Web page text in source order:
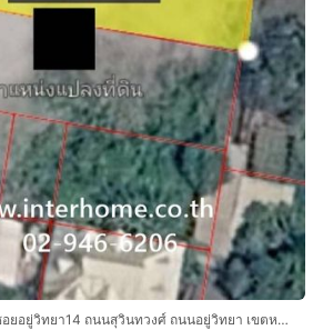
ที่ดินเปล่า 98 ตร.ว. ที่ดิน ซอยอยู่วิทยา14 ถนนสุวินทวงศ์ ถนนอยู่วิทยา เขตหนองจอก กรุงเทพมหานคร